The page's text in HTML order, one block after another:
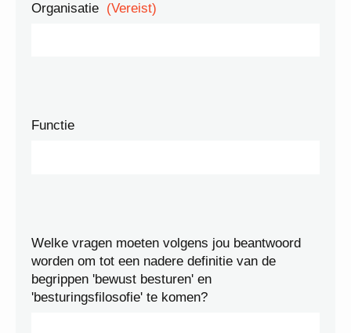
Organisatie (Vereist)
Functie
Welke vragen moeten volgens jou beantwoord
worden om tot een nadere definitie van de
begrippen 'bewust besturen' en
'besturingsfilosofie' te komen?